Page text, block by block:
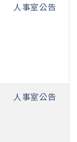
人事室公告
人事室公告